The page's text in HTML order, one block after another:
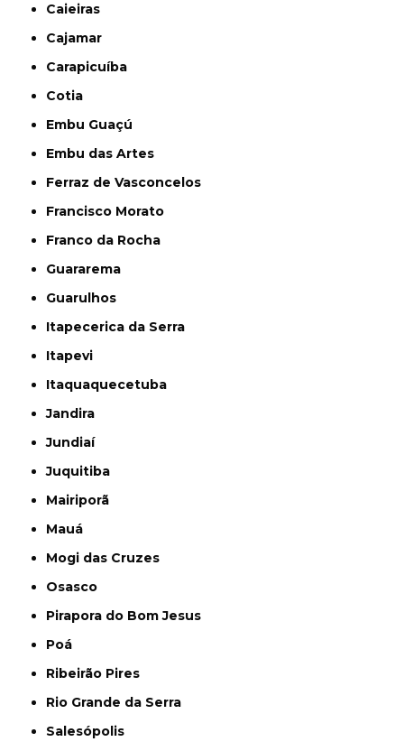
Caieiras
Cajamar
Carapicuíba
Cotia
Embu Guaçú
Embu das Artes
Ferraz de Vasconcelos
Francisco Morato
Franco da Rocha
Guararema
Guarulhos
Itapecerica da Serra
Itapevi
Itaquaquecetuba
Jandira
Jundiaí
Juquitiba
Mairiporã
Mauá
Mogi das Cruzes
Osasco
Pirapora do Bom Jesus
Poá
Ribeirão Pires
Rio Grande da Serra
Salesópolis